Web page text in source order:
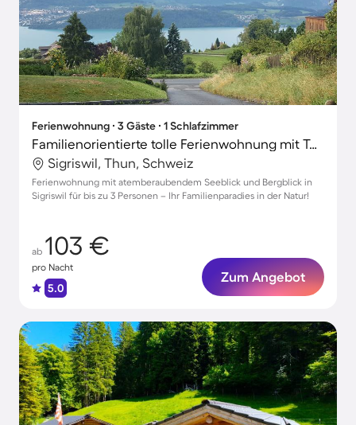
Ferienwohnung ∙ 3 Gäste ∙ 1 Schlafzimmer
Familienorientierte tolle Ferienwohnung mit Terrasse | Seeblick
Sigriswil, Thun, Schweiz
Ferienwohnung mit atemberaubendem Seeblick und Bergblick in
Sigriswil für bis zu 3 Personen – Ihr Familienparadies in der Natur!
ab 103 €
pro Nacht
5.0
Zum Angebot